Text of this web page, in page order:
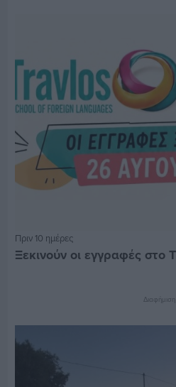
Πριν 10 ημέρες
Ξεκινούν οι εγγραφές στο
Διαφήμιση